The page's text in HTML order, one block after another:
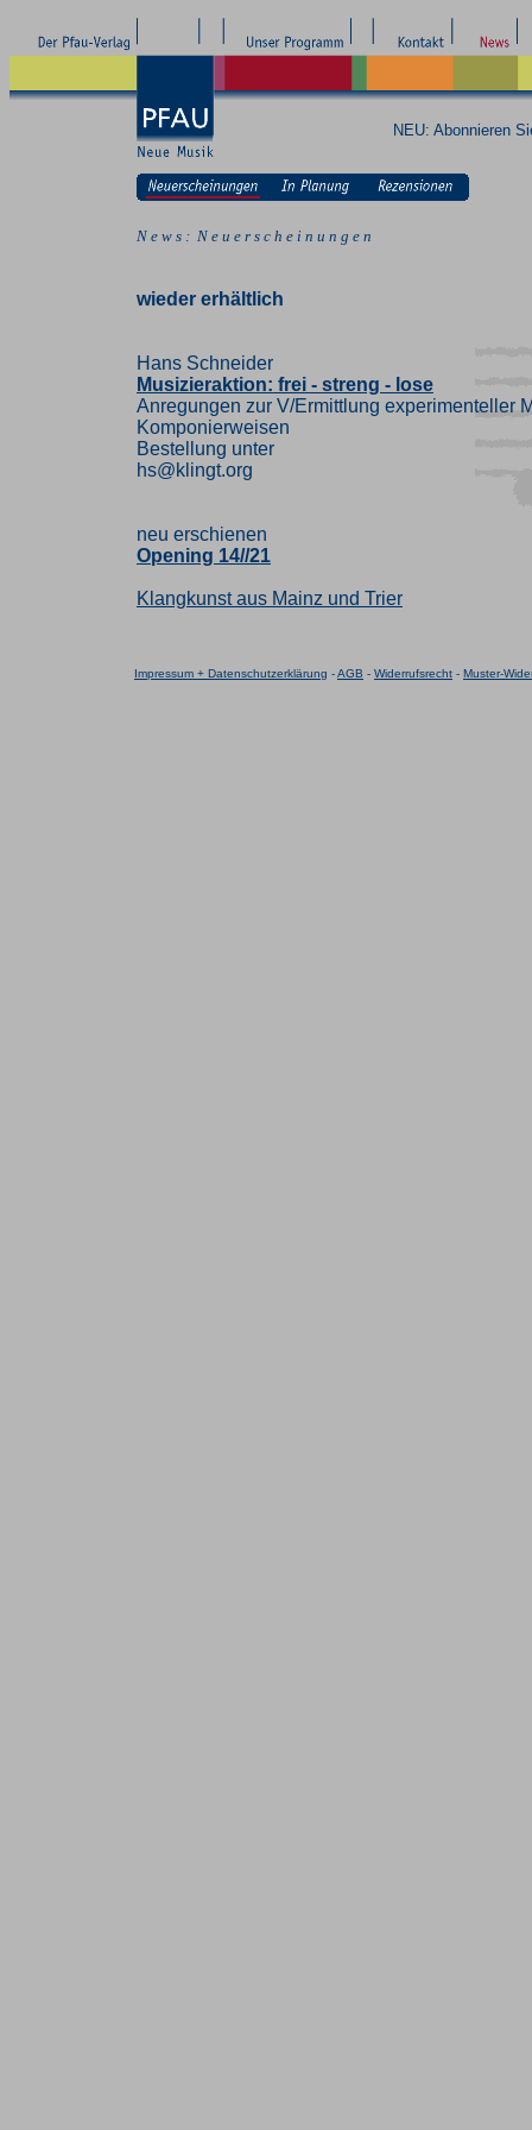
NEU: Abonnieren
N e w s : N e u e r s c h e i n u n g e n
wieder erhältlich
Hans Schneider
Musizieraktion: frei - streng - lose
Anregungen zur V/Ermittlung experimenteller
Komponierweisen
Bestellung unter
hs@klingt.org
neu erschienen
Opening 14//21
Klangkunst aus Mainz und Trier
Impressum + Datenschutzerklärung -AGB - Widerrufsrecht - Muster-